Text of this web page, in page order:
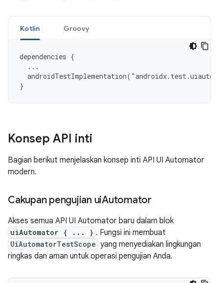
Kotlin Groovy
dependencies {
  ...
Konsep API inti
Bagian berikut menjelaskan konsep inti API UI Automator
modern.
Cakupan pengujian uiAutomator
Akses semua API UI Automator baru dalam blok
uiAutomator { ... } . Fungsi ini membuat
UiAutomatorTestScope yang menyediakan lingkungan
ringkas dan aman untuk operasi pengujian Anda.